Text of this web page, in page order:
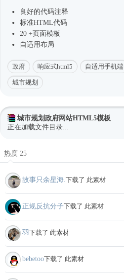
良好的代码注释
标准HTML代码
20 +页面模板
自适用布局
政府 响应式html5 自适用手机端
城市规划
城市规划政府网站HTML5模板
正在加载文件目录...
热度 25
故事只余星海. 下载了 此素材
正规反抗分子下载了 此素材
羽 下载了 此素材
bebetoo下载了 此素材